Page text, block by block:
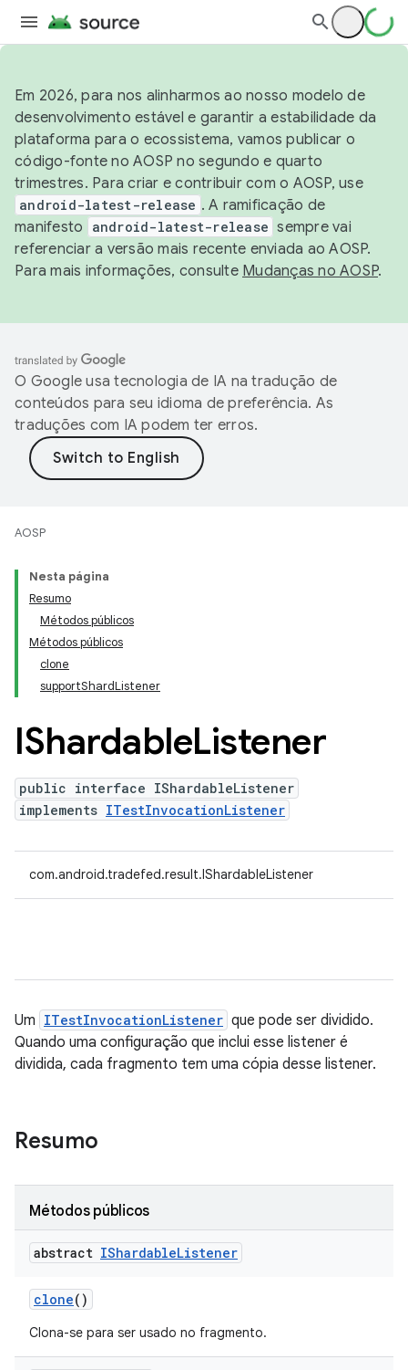
Em 2026, para nos alinharmos ao nosso modelo de
desenvolvimento estável e garantir a estabilidade da
plataforma para o ecossistema, vamos publicar o
código-fonte no AOSP no segundo e quarto
trimestres. Para criar e contribuir com o AOSP, use
android-latest-release . A ramificação de
manifesto
android-latest-release sempre vai
referenciar a versão mais recente enviada ao AOSP.
Para mais informações, consulte Mudanças no AOSP.
O Google usa tecnologia de IA na tradução de
conteúdos para seu idioma de preferência. As
traduções com IA podem ter erros.
AOSP
Nesta página
Resumo
Métodos públicos
Métodos públicos
clone
supportShardListener
IShardableListener
public interface IShardableListener
implements ITestInvocationListener
com.android.tradefed.result.IShardableListener
Um ITestInvocationListener que pode ser dividido.
Quando uma configuração que inclui esse listener é
dividida, cada fragmento tem uma cópia desse listener.
Resumo
Métodos públicos
abstract IShardableListener
clone()
Clona-se para ser usado no fragmento.